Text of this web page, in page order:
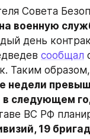
Совета
на военную
день
сообщал
Таким
недели
в следующем
ВС РФ
19